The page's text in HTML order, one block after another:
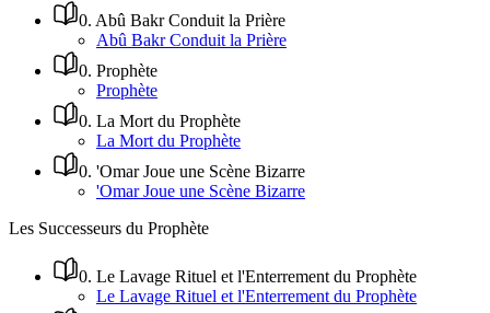
0. Abû Bakr Conduit la Prière
Abû Bakr Conduit la Prière
0. Prophète
Prophète
0. La Mort du Prophète
La Mort du Prophète
0. 'Omar Joue une Scène Bizarre
'Omar Joue une Scène Bizarre
Les Successeurs du Prophète
0. Le Lavage Rituel et l'Enterrement du Prophète
Le Lavage Rituel et l'Enterrement du Prophète